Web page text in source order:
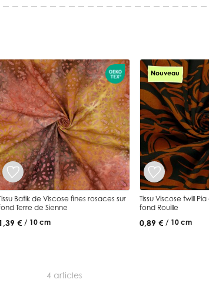
Batik de Viscose fines rosaces sur
Terre de Sienne
€ / 10 cm
Nouveau
Tissu Viscose twill
fond Rouille
0,89 € / 10 cm
4 articles